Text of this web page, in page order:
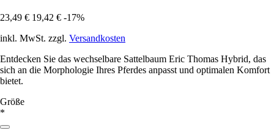
23,49 € 19,42 € -17%
inkl. MwSt. zzgl. Versandkosten
Entdecken Sie das wechselbare Sattelbaum Eric Thomas Hybrid, das
sich an die Morphologie Ihres Pferdes anpasst und optimalen Komfort
bietet.
Größe
*